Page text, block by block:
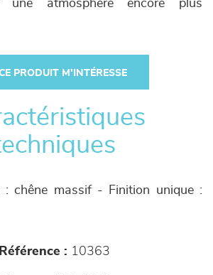
une atmosphère encore plus
PRODUIT M'INTÉRESSE
: chêne massif - Finition unique :
Référence : 10363